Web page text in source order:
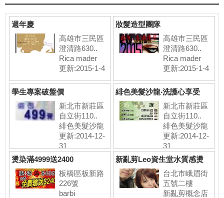
週年慶
高雄市三民區
澄清路630..
Rica mader
更新:2015-1-4
妝髮造型團隊
高雄市三民區
澄清路630..
Rica mader
更新:2015-1-4
學生專案破盤價
新北市新莊區
自立街110..
緋色美髮沙龍
更新:2014-12-
31
緋色美髮沙龍‧洗護心享受
新北市新莊區
自立街110..
緋色美髮沙龍
更新:2014-12-
31
燙染滿4999送2400
板橋區板新路
226號
barbi
新亂剪Leo資生堂水質感燙
2500
台北市峨眉街
五號二樓
新亂剪概念店